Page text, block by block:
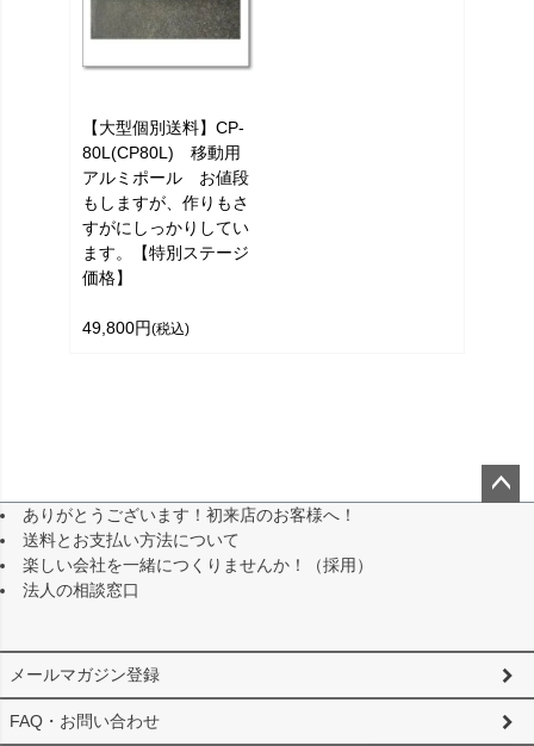
【大型個別送料】CP-
80L(CP80L) 移動用
アルミポール お値段
もしますが、作りもさ
すがにしっかりしてい
ます。【特別ステージ
価格】
49,800円(税込)
ありがとうございます！初来店のお客様へ！
送料とお支払い方法について
楽しい会社を一緒につくりませんか！（採用）
法人の相談窓口
メールマガジン登録
FAQ・お問い合わせ